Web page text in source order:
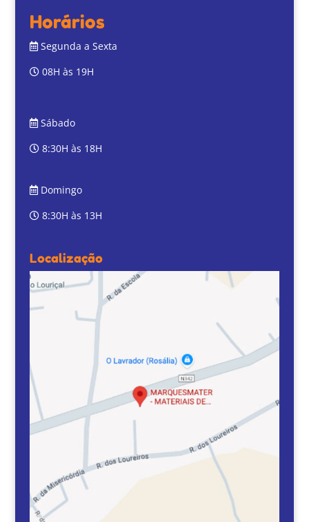
Horários
Segunda a Sexta
08H às 19H
Sábado
8:30H às 18H
Domingo
8:30H às 13H
Localização